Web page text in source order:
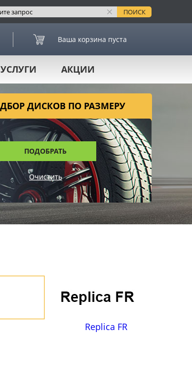
Ваша корзина пуста
УСЛУГИ АКЦИИ
ДИСКОВ ПО РАЗМЕРУ
ПОДОБРАТЬ
Replica FR